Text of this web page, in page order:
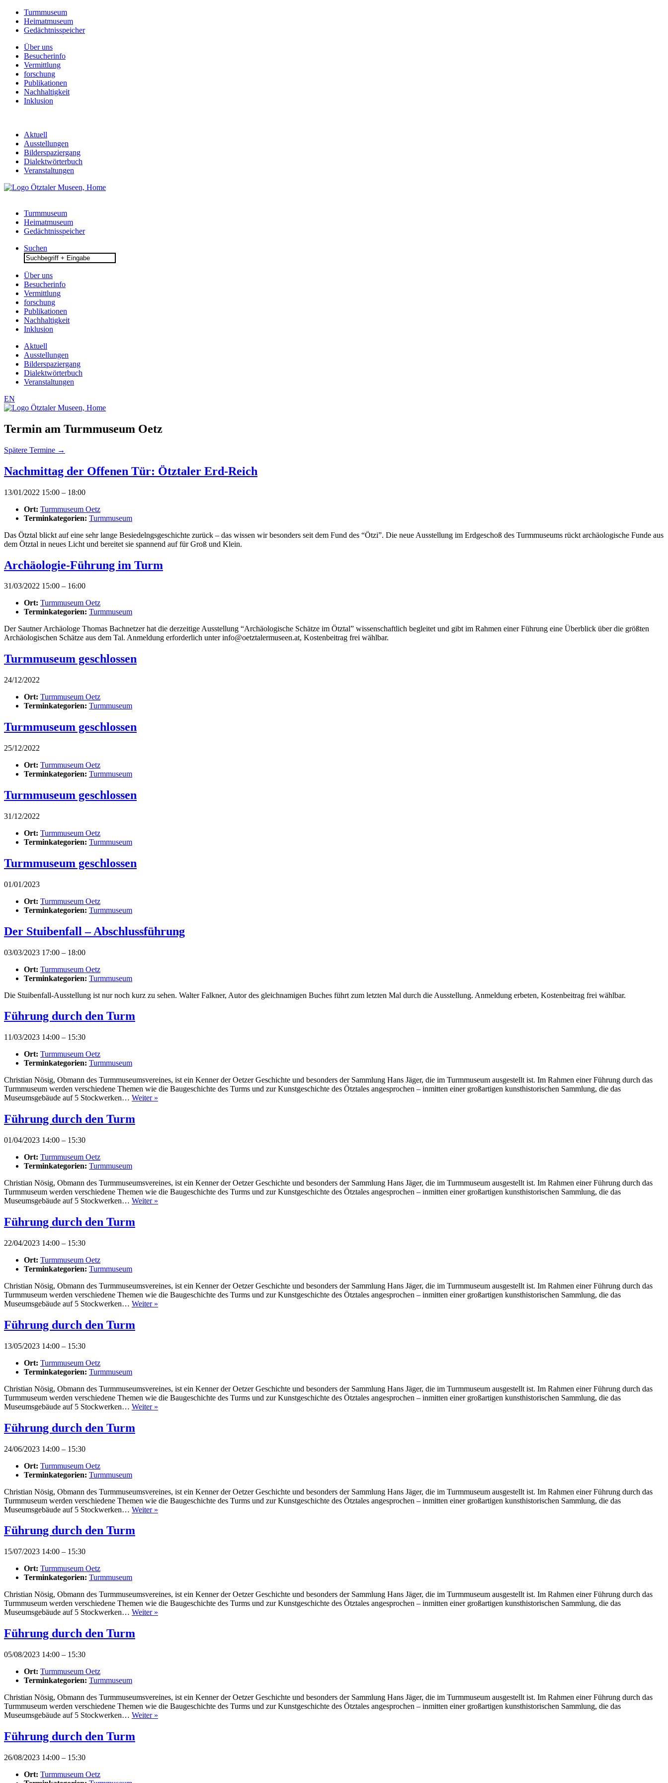
Turmmuseum
Heimatmuseum
Gedächtnisspeicher
Über uns
Besucherinfo
Vermittlung
forschung
Publikationen
Nachhaltigkeit
Inklusion
Aktuell
Ausstellungen
Bilderspaziergang
Dialektwörterbuch
Veranstaltungen
Turmmuseum
Heimatmuseum
Gedächtnisspeicher
Suchen
Search
for:
Über uns
Besucherinfo
Vermittlung
forschung
Publikationen
Nachhaltigkeit
Inklusion
Aktuell
Ausstellungen
Bilderspaziergang
Dialektwörterbuch
Veranstaltungen
EN
Termin am Turmmuseum Oetz
Spätere Termine →
Nachmittag der Offenen Tür: Ötztaler Erd-Reich
13/01/2022 15:00 – 18:00
Ort: Turmmuseum Oetz
Terminkategorien: Turmmuseum
Das Ötztal blickt auf eine sehr lange Besiedelngsgeschichte zurück – das wissen wir besonders seit dem Fund des “Ötzi”. Die neue Ausstellung im Erdgeschoß des Turmmuseums rückt archäologische Funde aus
dem Ötztal in neues Licht und bereitet sie spannend auf für Groß und Klein.
Archäologie-Führung im Turm
31/03/2022 15:00 – 16:00
Ort: Turmmuseum Oetz
Terminkategorien: Turmmuseum
Der Sautner Archäologe Thomas Bachnetzer hat die derzeitige Ausstellung “Archäologische Schätze im Ötztal” wissenschaftlich begleitet und gibt im Rahmen einer Führung eine Überblick über die größten
Archäologischen Schätze aus dem Tal. Anmeldung erforderlich unter info@oetztalermuseen.at, Kostenbeitrag frei wählbar.
Turmmuseum geschlossen
24/12/2022
Ort: Turmmuseum Oetz
Terminkategorien: Turmmuseum
Turmmuseum geschlossen
25/12/2022
Ort: Turmmuseum Oetz
Terminkategorien: Turmmuseum
Turmmuseum geschlossen
31/12/2022
Ort: Turmmuseum Oetz
Terminkategorien: Turmmuseum
Turmmuseum geschlossen
01/01/2023
Ort: Turmmuseum Oetz
Terminkategorien: Turmmuseum
Der Stuibenfall – Abschlussführung
03/03/2023 17:00 – 18:00
Ort: Turmmuseum Oetz
Terminkategorien: Turmmuseum
Die Stuibenfall-Ausstellung ist nur noch kurz zu sehen. Walter Falkner, Autor des gleichnamigen Buches führt zum letzten Mal durch die Ausstellung. Anmeldung erbeten, Kostenbeitrag frei wählbar.
Führung durch den Turm
11/03/2023 14:00 – 15:30
Ort: Turmmuseum Oetz
Terminkategorien: Turmmuseum
Christian Nösig, Obmann des Turmmuseumsvereines, ist ein Kenner der Oetzer Geschichte und besonders der Sammlung Hans Jäger, die im Turmmuseum ausgestellt ist. Im Rahmen einer Führung durch das
Turmmuseum werden verschiedene Themen wie die Baugeschichte des Turms und zur Kunstgeschichte des Ötztales angesprochen – inmitten einer großartigen kunsthistorischen Sammlung, die das
Museumsgebäude auf 5 Stockwerken… Weiter »
Führung durch den Turm
01/04/2023 14:00 – 15:30
Ort: Turmmuseum Oetz
Terminkategorien: Turmmuseum
Christian Nösig, Obmann des Turmmuseumsvereines, ist ein Kenner der Oetzer Geschichte und besonders der Sammlung Hans Jäger, die im Turmmuseum ausgestellt ist. Im Rahmen einer Führung durch das
Turmmuseum werden verschiedene Themen wie die Baugeschichte des Turms und zur Kunstgeschichte des Ötztales angesprochen – inmitten einer großartigen kunsthistorischen Sammlung, die das
Museumsgebäude auf 5 Stockwerken… Weiter »
Führung durch den Turm
22/04/2023 14:00 – 15:30
Ort: Turmmuseum Oetz
Terminkategorien: Turmmuseum
Christian Nösig, Obmann des Turmmuseumsvereines, ist ein Kenner der Oetzer Geschichte und besonders der Sammlung Hans Jäger, die im Turmmuseum ausgestellt ist. Im Rahmen einer Führung durch das
Turmmuseum werden verschiedene Themen wie die Baugeschichte des Turms und zur Kunstgeschichte des Ötztales angesprochen – inmitten einer großartigen kunsthistorischen Sammlung, die das
Museumsgebäude auf 5 Stockwerken… Weiter »
Führung durch den Turm
13/05/2023 14:00 – 15:30
Ort: Turmmuseum Oetz
Terminkategorien: Turmmuseum
Christian Nösig, Obmann des Turmmuseumsvereines, ist ein Kenner der Oetzer Geschichte und besonders der Sammlung Hans Jäger, die im Turmmuseum ausgestellt ist. Im Rahmen einer Führung durch das
Turmmuseum werden verschiedene Themen wie die Baugeschichte des Turms und zur Kunstgeschichte des Ötztales angesprochen – inmitten einer großartigen kunsthistorischen Sammlung, die das
Museumsgebäude auf 5 Stockwerken… Weiter »
Führung durch den Turm
24/06/2023 14:00 – 15:30
Ort: Turmmuseum Oetz
Terminkategorien: Turmmuseum
Christian Nösig, Obmann des Turmmuseumsvereines, ist ein Kenner der Oetzer Geschichte und besonders der Sammlung Hans Jäger, die im Turmmuseum ausgestellt ist. Im Rahmen einer Führung durch das
Turmmuseum werden verschiedene Themen wie die Baugeschichte des Turms und zur Kunstgeschichte des Ötztales angesprochen – inmitten einer großartigen kunsthistorischen Sammlung, die das
Museumsgebäude auf 5 Stockwerken… Weiter »
Führung durch den Turm
15/07/2023 14:00 – 15:30
Ort: Turmmuseum Oetz
Terminkategorien: Turmmuseum
Christian Nösig, Obmann des Turmmuseumsvereines, ist ein Kenner der Oetzer Geschichte und besonders der Sammlung Hans Jäger, die im Turmmuseum ausgestellt ist. Im Rahmen einer Führung durch das
Turmmuseum werden verschiedene Themen wie die Baugeschichte des Turms und zur Kunstgeschichte des Ötztales angesprochen – inmitten einer großartigen kunsthistorischen Sammlung, die das
Museumsgebäude auf 5 Stockwerken… Weiter »
Führung durch den Turm
05/08/2023 14:00 – 15:30
Ort: Turmmuseum Oetz
Terminkategorien: Turmmuseum
Christian Nösig, Obmann des Turmmuseumsvereines, ist ein Kenner der Oetzer Geschichte und besonders der Sammlung Hans Jäger, die im Turmmuseum ausgestellt ist. Im Rahmen einer Führung durch das
Turmmuseum werden verschiedene Themen wie die Baugeschichte des Turms und zur Kunstgeschichte des Ötztales angesprochen – inmitten einer großartigen kunsthistorischen Sammlung, die das
Museumsgebäude auf 5 Stockwerken… Weiter »
Führung durch den Turm
26/08/2023 14:00 – 15:30
Ort: Turmmuseum Oetz